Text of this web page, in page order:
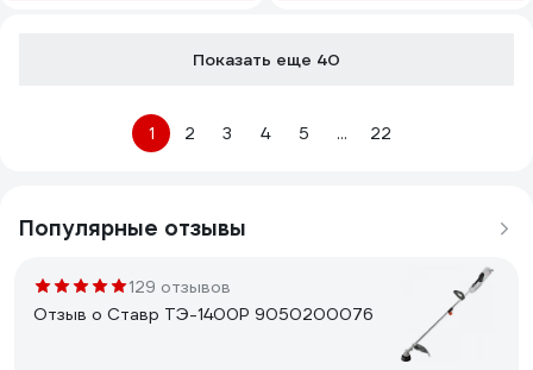
Показать еще 40
1 2 3 4 5 ... 22
Популярные отзывы
129 отзывов
Отзыв о Ставр ТЭ-1400Р 9050200076